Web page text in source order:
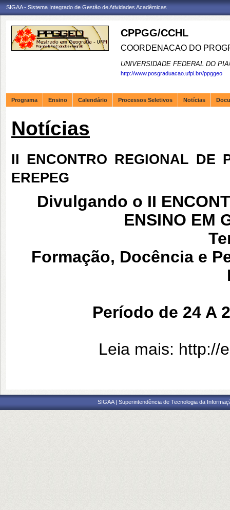
SIGAA - Sistema Integrado de Gestão de Atividades Acadêmicas
CPPGG/CCHL
COORDENACAO DO
UNIVERSIDADE FEDERAL DO
http://www.posgraduacao.ufpi.br//ppggeo
Programa Ensino Calendário Processos Seletivos Notícias
Notícias
II ENCONTRO REGIONAL DE
EREPEG
Divulgando o II
ENSINO EM
Formação, Docência e
Período de 24 A
Leia mais: http://
SIGAA | Superintendência de Tecnologia da